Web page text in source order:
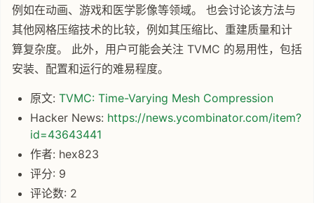
例如在动画、游戏和医学影像等领域。 也会讨论该方法与
其他网格压缩技术的比较，例如其压缩比、重建质量和计
算复杂度。 此外，用户可能会关注 TVMC 的易用性，包括
安装、配置和运行的难易程度。
原文: TVMC: Time-Varying Mesh Compression
Hacker News: https://news.ycombinator.com/item?
id=43643441
作者: hex823
评分: 9
评论数: 2